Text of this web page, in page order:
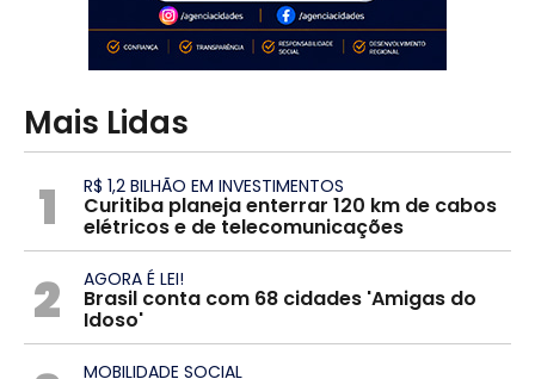
Mais Lidas
1 R$ 1,2 BILHÃO EM INVESTIMENTOS
Curitiba planeja enterrar 120 km de cabos
elétricos e de telecomunicações
2 AGORA É LEI!
Brasil conta com 68 cidades 'Amigas do
Idoso'
MOBILIDADE SOCIAL